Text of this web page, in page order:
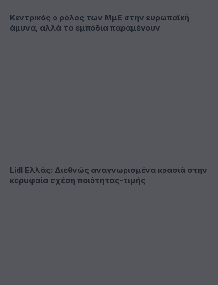
Κεντρικός ο ρόλος των ΜμΕ στην ευρωπαϊκή
άμυνα, αλλά τα εμπόδια παραμένουν
Lidl Ελλάς: Διεθνώς αναγνωρισμένα κρασιά στην
κορυφαία σχέση ποιότητας-τιμής